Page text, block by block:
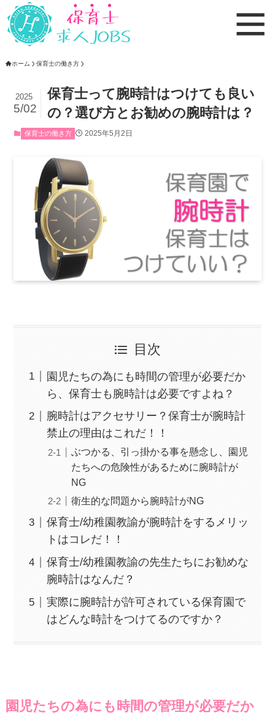
ホーム 保育士の働き方
保育士って腕時計はつけても良い
の？選び方とお勧めの腕時計は？
2025
5/02
保育士の働き方 2025年5月2日
目次
園児たちの為にも時間の管理が必要だか
ら、保育士も腕時計は必要ですよね？
腕時計はアクセサリー？保育士が腕時計
禁止の理由はこれだ！！
ぶつかる、引っ掛かる事を懸念し、園児
たちへの危険性があるために腕時計が
NG
衛生的な問題から腕時計がNG
保育士/幼稚園教諭が腕時計をするメリッ
トはコレだ！！
保育士/幼稚園教諭の先生たちにお勧めな
腕時計はなんだ？
実際に腕時計が許可されている保育園で
はどんな時計をつけてるのですか？
園児たちの為にも時間の管理が必要だか